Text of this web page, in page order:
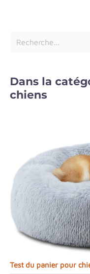
Dans la
chiens
Test du panier pour